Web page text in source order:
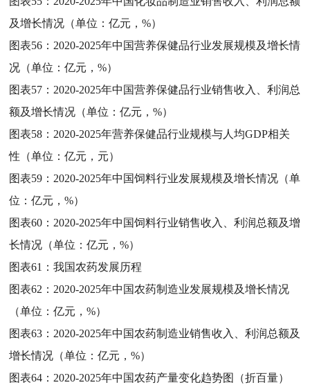
及增长情况（单位：亿元，%）
图表56： 2020-2025年中国营养保健品行业发展规模及增长情
况（单位：亿元，%）
图表57： 2020-2025年中国营养保健品行业销售收入、利润总
额及增长情况（单位：亿元，%）
图表58： 2020-2025年营养保健品行业规模与人均GDP相关
性（单位：亿元，元）
图表59： 2020-2025年中国饲料行业发展规模及增长情况（单
位：亿元，%）
图表60： 2020-2025年中国饲料行业销售收入、利润总额及增
长情况（单位：亿元，%）
图表61：我国农药发展历程
图表62： 2020-2025年中国农药制造业发展规模及增长情况
（单位：亿元，%）
图表63： 2020-2025年中国农药制造业销售收入、利润总额及
增长情况（单位：亿元，%）
图表64： 2020-2025年中国农药产量变化趋势图（折百量）